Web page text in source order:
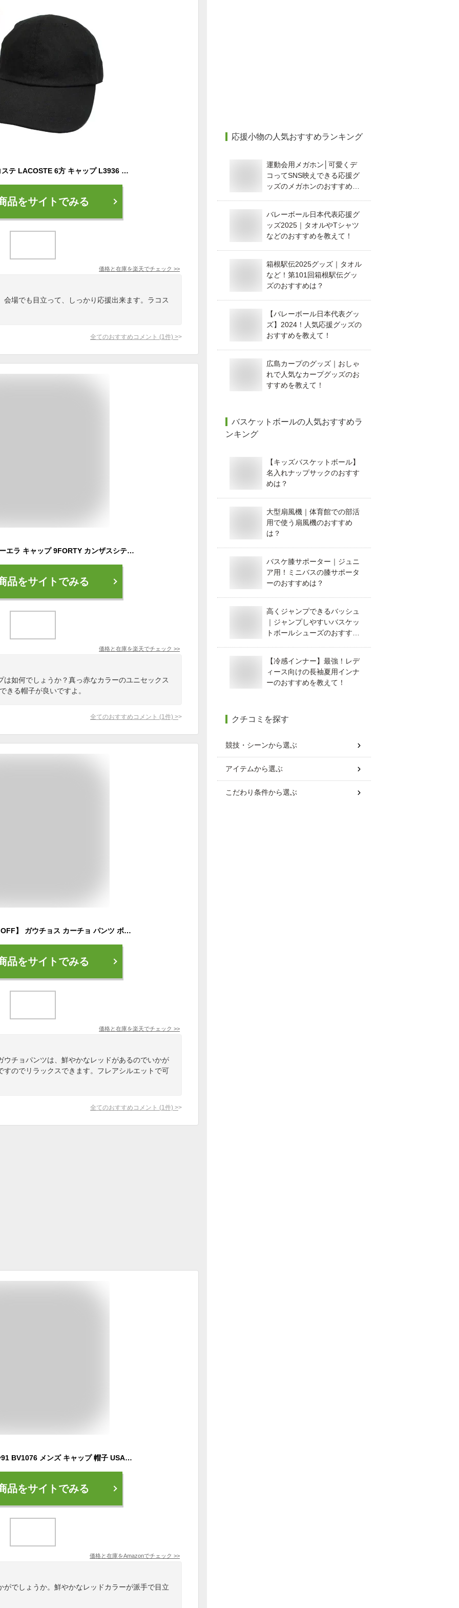
帽子 CAP 野球帽 ラコステ LACOSTE 6方 キャップ L3936 黒 オフホワイト 赤 紺 カーキ ワイン 紳士 婦人 メンズ レディース 男女兼用 あす楽
品をサイトでみる
価格と在庫を楽天でチェック >>
場でも目立って、しっかり応援出来ます。ラコス
全てのおすすめコメント (1 件) >
男女兼用 あす楽 ニューエラ キャップ 9FORTY カンザスシティ チーフス NFL THE LEAGUE ADJUSTABLE CAP RED NEW ERA KANSAS CITY CHIEFS レッド /RED 23_3RE_ 23_4RE_0414
品をサイトでみる
価格と在庫を楽天でチェック >>
如何でしょうか？真っ赤なカラーのユニセックス
きる帽子が良いですよ。
全てのおすすめコメント (1 件) >
【スーパーSALE30％OFF】 ガウチョス カーチョ パンツ ボトムス レディース ワイドパンツ ウエストゴム リネンライク クロップド丈 七分丈 ミモレ丈 フレア Aライン カラーパンツ カラーボトム 赤 緑 青 黒 ゆったり 体型カバー [M便 不可]
品をサイトでみる
価格と在庫を楽天でチェック >>
ウチョパンツは、鮮やかなレッドがあるのでいかが
すのでリラックスできます。フレアシルエットで可
全てのおすすめコメント (1 件) >
ナイキゴルフ Legacy91 BV1076 メンズ キャップ 帽子 USA直輸入品 レッド
品をサイトでみる
価格と在庫をAmazonでチェック >>
がでしょうか。鮮やかなレッドカラーが派手で目立
応援小物の人気おすすめランキング
運動会用メガホン│可愛くデ
コってSNS映えできる応援グ
ッズのメガホンのおすすめ
バレーボール日本代表応援グ
ッズ2025｜タオルやTシャツ
などのおすすめを教えて！
箱根駅伝2025グッズ｜タオル
など！第101回箱根駅伝グッ
ズのおすすめは？
【バレーボール日本代表グッ
ズ】2024！人気応援グッズの
おすすめを教えて！
広島カープのグッズ｜おしゃ
れで人気なカープグッズのお
すすめを教えて！
バスケットボールの人気おすすめラ
ンキング
【キッズバスケットボール】
名入れナップサックのおすす
めは？
大型扇風機｜体育館での部活
用で使う扇風機のおすすめ
は？
バスケ膝サポーター｜ジュニ
ア用！ミニバスの膝サポータ
ーのおすすめは？
高くジャンプできるバッシュ
｜ジャンプしやすいバスケッ
トボールシューズのおすすめ
【冷感インナー】最強！レデ
ィース向けの長袖夏用インナ
ーのおすすめを教えて！
クチコミを探す
競技・シーンから選ぶ
アイテムから選ぶ
こだわり条件から選ぶ